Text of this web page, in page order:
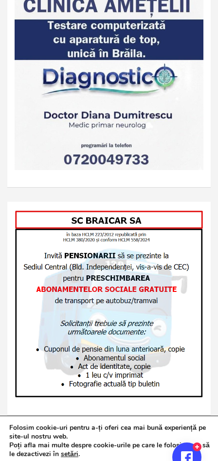
Copyright © 2026Jurnalul de Brăila
Folosim cookie-uri pentru a-ți oferi cea mai bună experiență pe
site-ul nostru web.
Poți afla mai multe despre cookie-urile pe care le folosim sau să
le dezactivezi în setări.